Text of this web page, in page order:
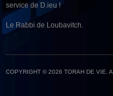
service de D.ieu !
Le Rabbi de Loubavitch.
COPYRIGHT © 2026 TORAH DE VIE.